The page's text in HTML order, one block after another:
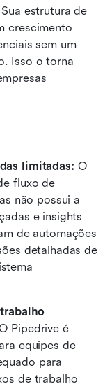
estrutura de
crescimento
sem um
Isso o torna
limitadas: O
fluxo de
não possui a
e insights
de automações
detalhadas de
Pipedrive é
equipes de
para
de trabalho